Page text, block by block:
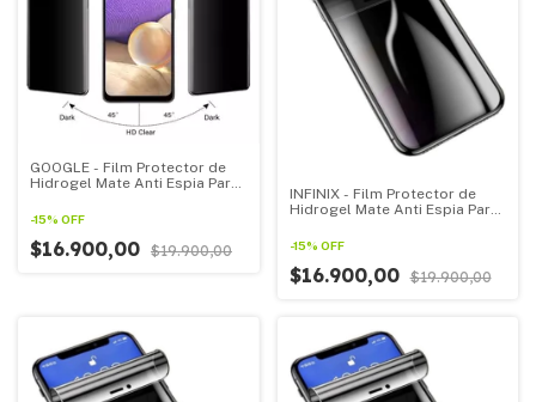
GOOGLE - Film Protector de
Hidrogel Mate Anti Espia Para
-15% OFF
$16.900,00 $19.900,00
INFINIX - Film Protector de
Hidrogel Mate Anti Espia Para
-15% OFF
$16.900,00 $19.900,00